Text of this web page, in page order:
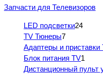
Запчасти для Телевизоров
LED подсветки24
TV Тюнеры7
Адаптеры и приставки
Блок питания TV1
Дистанционный пульт